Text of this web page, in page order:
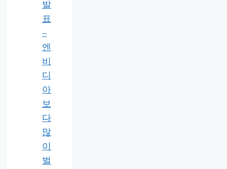
발
표
–
엔
비
디
아
보
다
많
이
벌